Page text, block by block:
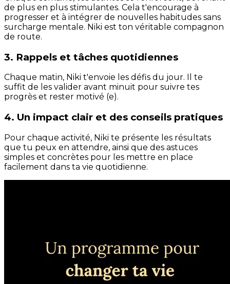
de plus en plus stimulantes. Cela t'encourage à
progresser et à intégrer de nouvelles habitudes sans
surcharge mentale. Niki est ton véritable compagnon
de route.
3. Rappels et tâches quotidiennes
Chaque matin, Niki t'envoie les défis du jour. Il te
suffit de les valider avant minuit pour suivre tes
progrès et rester motivé (e).
4. Un impact clair et des conseils pratiques
Pour chaque activité, Niki te présente les résultats
que tu peux en attendre, ainsi que des astuces
simples et concrètes pour les mettre en place
facilement dans ta vie quotidienne.